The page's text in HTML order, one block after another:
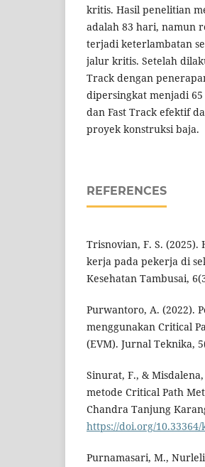
kritis. Hasil penelitian
adalah 83 hari, namun
terjadi keterlambatan
jalur kritis. Setelah
Track dengan
dipersingkat menjadi
dan Fast Track efektif
proyek konstruksi baja.
REFERENCES
Trisnovian, F. S.
kerja pada pekerja di
Kesehatan Tambusai,
Purwantoro, A. (2022).
menggunakan Critical
(EVM). Jurnal Teknika,
Sinurat, F., &
metode Critical Path
Chandra Tanjung
https://doi.org/10.33364/
Purnamasari, M.,